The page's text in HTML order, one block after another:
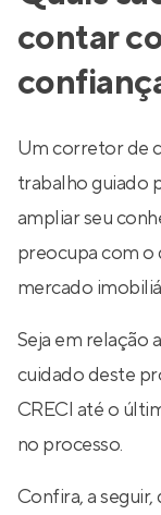
contar
Um corretor de
trabalho guiado
ampliar seu
preocupa com o
mercado
Seja em relação
cuidado deste
CRECI até o
no processo.
Confira, a